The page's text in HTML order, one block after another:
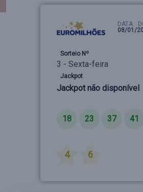
DATA
08/01/
Sorteio Nº
3 - Sexta-feira
Jackpot
Jackpot não disponível
18 23 37 41
4 6